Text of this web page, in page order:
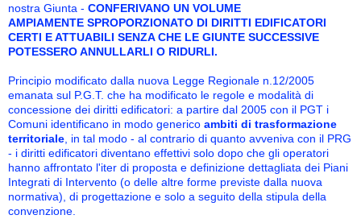
nostra Giunta - CONFERIVANO UN VOLUME
AMPIAMENTE SPROPORZIONATO DI DIRITTI EDIFICATORI
CERTI E ATTUABILI SENZA CHE LE GIUNTE SUCCESSIVE
POTESSERO ANNULLARLI O RIDURLI.
Principio modificato dalla nuova Legge Regionale n.12/2005
emanata sul P.G.T. che ha modificato le regole e modalità di
concessione dei diritti edificatori: a partire dal 2005 con il PGT i
Comuni identificano in modo generico ambiti di trasformazione
territoriale , in tal modo - al contrario di quanto avveniva con il PRG
- i diritti edificatori diventano effettivi solo dopo che gli operatori
hanno affrontato l'iter di proposta e definizione dettagliata dei Piani
Integrati di Intervento (o delle altre forme previste dalla nuova
normativa), di progettazione e solo a seguito della stipula della
convenzione.